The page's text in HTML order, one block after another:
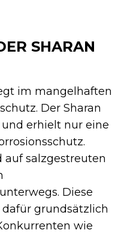
SHARAN
im mangelhaften
Der Sharan
erhielt nur eine
auf salzgestreuten
Diese
grundsätzlich
wie